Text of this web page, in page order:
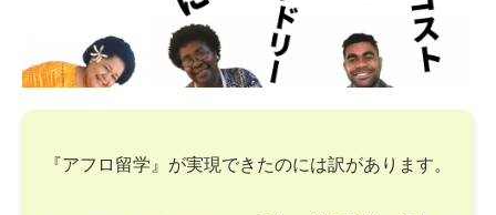
『アフロ留学』が実現できたのには訳があります。